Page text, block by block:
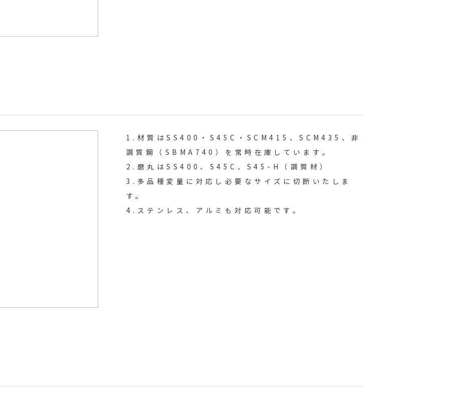
1.材質はSS400・S45C・SCM415、SCM435、非
調質鋼（SBMA740）を常時在庫しています。
2.磨丸はSS400、S45C、S45-H（調質材）
3.多品種変量に対応し必要なサイズに切断いたしま
す。
4.ステンレス、アルミも対応可能です。